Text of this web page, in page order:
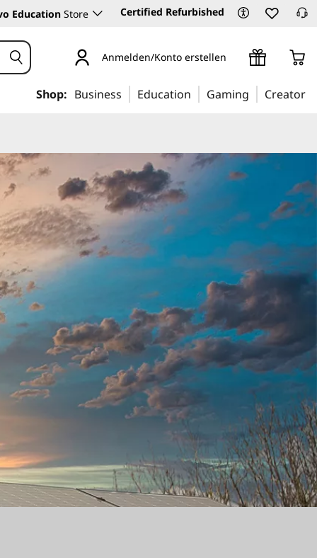
Education Store Certified Refurbished
Anmelden/Konto erstellen
Shop: Business Education Gaming Creator